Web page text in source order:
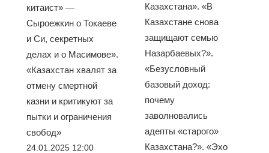
китаист» —
Сыроежкин о Токаеве
и Си, секретных
делах и о Масимове».
«Казахстан хвалят за
отмену смертной
казни и критикуют за
пытки и ограничения
свобод»
24.01.2025 12:00
Казахстана». «В
Казахстане снова
защищают семью
Назарбаевых?».
«Безусловный
базовый доход:
почему
заволновались
адепты «старого»
Казахстана?». «Эхо